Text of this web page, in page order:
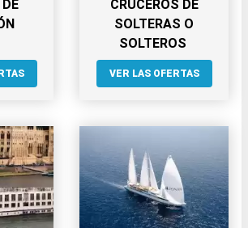
CRUCEROS DE
SOLTERAS O
SOLTEROS
VER LAS OFERTAS